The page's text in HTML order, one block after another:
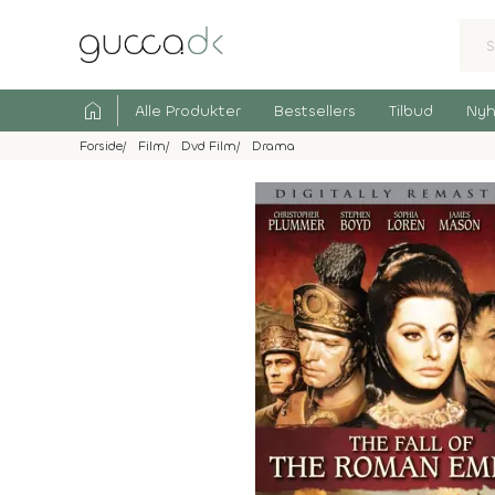
home Alle Produkter Bestsellers Tilbud
Forside Film Dvd Film Drama